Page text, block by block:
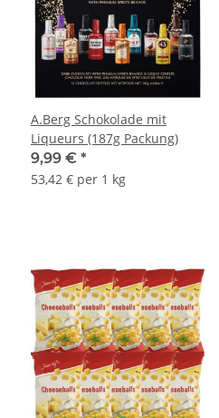
A.Berg Schokolade mit
Liqueurs (187g Packung)
9,99 € *
53,42 € per 1 kg